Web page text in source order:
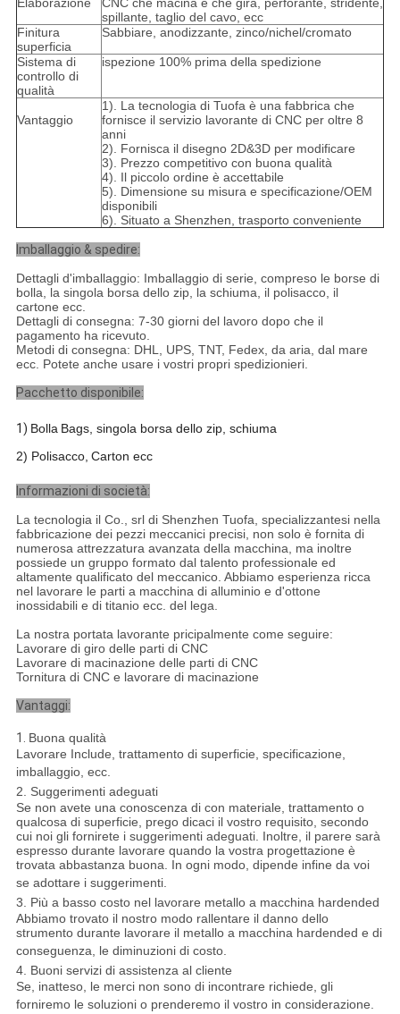
Elaborazione
CNC che macina e che gira, perforante, stridente,
spillante, taglio del cavo, ecc
Finitura
superficia
Sabbiare, anodizzante, zinco/nichel/cromato
Sistema di
controllo di
qualità
ispezione 100% prima della spedizione
Vantaggio
1). La tecnologia di Tuofa è una fabbrica che
fornisce il servizio lavorante di CNC per oltre 8
anni
2). Fornisca il disegno 2D&3D per modificare
3). Prezzo competitivo con buona qualità
4). Il piccolo ordine è accettabile
5). Dimensione su misura e specificazione/OEM
disponibili
6). Situato a Shenzhen, trasporto conveniente
Imballaggio & spedire:
Dettagli d'imballaggio: Imballaggio di serie, compreso le borse di
bolla, la singola borsa dello zip, la schiuma, il polisacco, il
cartone ecc.
Dettagli di consegna: 7-30 giorni del lavoro dopo che il
pagamento ha ricevuto.
Metodi di consegna: DHL, UPS, TNT, Fedex, da aria, dal mare
ecc. Potete anche usare i vostri propri spedizionieri.
Pacchetto disponibile:
1) Bolla Bags, singola borsa dello zip, schiuma
2) Polisacco, Carton ecc
Informazioni di società:
La tecnologia il Co., srl di Shenzhen Tuofa, specializzantesi nella
fabbricazione dei pezzi meccanici precisi, non solo è fornita di
numerosa attrezzatura avanzata della macchina, ma inoltre
possiede un gruppo formato dal talento professionale ed
altamente qualificato del meccanico. Abbiamo esperienza ricca
nel lavorare le parti a macchina di alluminio e d'ottone
inossidabili e di titanio ecc. del lega.
La nostra portata lavorante pricipalmente come seguire:
Lavorare di giro delle parti di CNC
Lavorare di macinazione delle parti di CNC
Tornitura di CNC e lavorare di macinazione
Vantaggi:
1. Buona qualità
Lavorare Include, trattamento di superficie, specificazione,
imballaggio, ecc.
2. Suggerimenti adeguati
Se non avete una conoscenza di con materiale, trattamento o
qualcosa di superficie, prego dicaci il vostro requisito, secondo
cui noi gli fornirete i suggerimenti adeguati. Inoltre, il parere sarà
espresso durante lavorare quando la vostra progettazione è
trovata abbastanza buona. In ogni modo, dipende infine da voi
se adottare i suggerimenti.
3. Più a basso costo nel lavorare metallo a macchina hardended
Abbiamo trovato il nostro modo rallentare il danno dello
strumento durante lavorare il metallo a macchina hardended e di
conseguenza, le diminuzioni di costo.
4. Buoni servizi di assistenza al cliente
Se, inatteso, le merci non sono di incontrare richiede, gli
forniremo le soluzioni o prenderemo il vostro in considerazione.